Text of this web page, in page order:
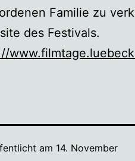
Familie zu
des Festivals.
am 14. November